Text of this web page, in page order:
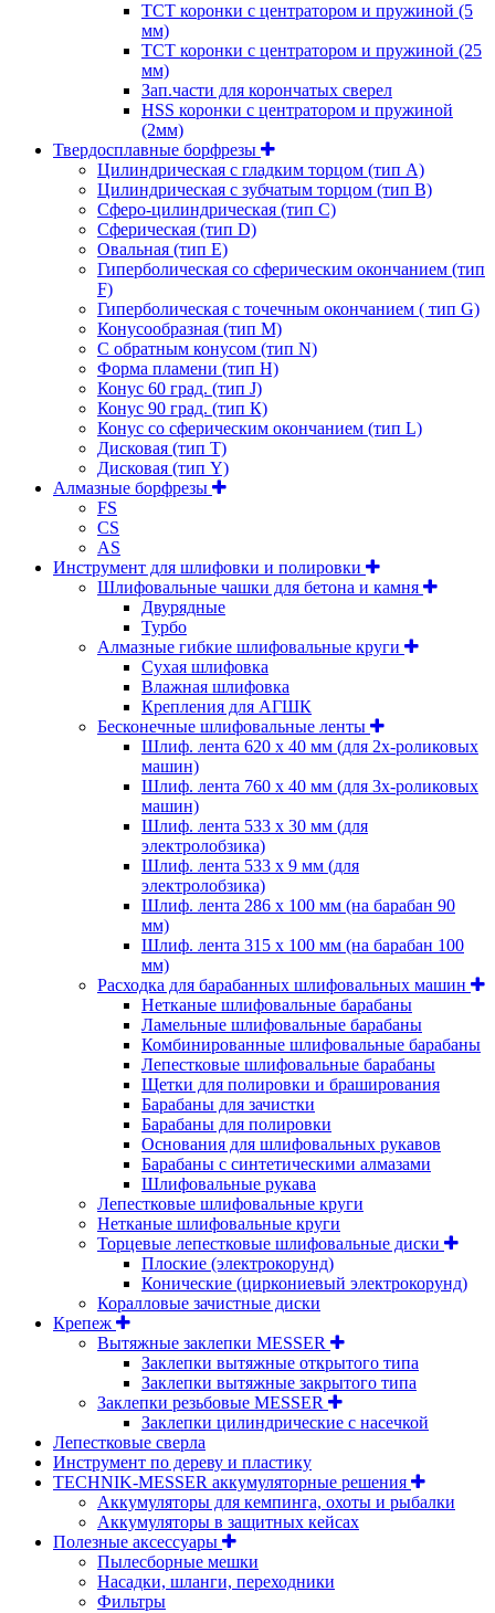
ТСТ коронки с центратором и пружиной (5
мм)
ТСТ коронки с центратором и пружиной (25
мм)
Зап.части для корончатых сверел
HSS коронки с центратором и пружиной
(2мм)
Твердосплавные борфрезы
Цилиндрическая с гладким торцом (тип А)
Цилиндрическая с зубчатым торцом (тип В)
Сферо-цилиндрическая (тип С)
Сферическая (тип D)
Овальная (тип Е)
Гиперболическая со сферическим окончанием (тип
F)
Гиперболическая с точечным окончанием ( тип G)
Конусообразная (тип М)
C обратным конусом (тип N)
Форма пламени (тип H)
Конус 60 град. (тип J)
Конус 90 град. (тип К)
Конус со сферическим окончанием (тип L)
Дисковая (тип Т)
Дисковая (тип Y)
Алмазные борфрезы
FS
CS
AS
Инструмент для шлифовки и полировки
Шлифовальные чашки для бетона и камня
Двурядные
Турбо
Алмазные гибкие шлифовальные круги
Cухая шлифовка
Влажная шлифовка
Крепления для АГШК
Бесконечные шлифовальные ленты
Шлиф. лента 620 х 40 мм (для 2х-роликовых
машин)
Шлиф. лента 760 х 40 мм (для 3х-роликовых
машин)
Шлиф. лента 533 х 30 мм (для
электролобзика)
Шлиф. лента 533 х 9 мм (для
электролобзика)
Шлиф. лента 286 х 100 мм (на барабан 90
мм)
Шлиф. лента 315 х 100 мм (на барабан 100
мм)
Расходка для барабанных шлифовальных машин
Нетканые шлифовальные барабаны
Ламельные шлифовальные барабаны
Комбинированные шлифовальные барабаны
Лепестковые шлифовальные барабаны
Щетки для полировки и браширования
Барабаны для зачистки
Барабаны для полировки
Основания для шлифовальных рукавов
Барабаны с синтетическими алмазами
Шлифовальные рукава
Лепестковые шлифовальные круги
Нетканые шлифовальные круги
Торцевые лепестковые шлифовальные диски
Плоские (электрокорунд)
Конические (циркониевый электрокорунд)
Коралловые зачистные диски
Крепеж
Вытяжные заклепки MESSER
Заклепки вытяжные открытого типа
Заклепки вытяжные закрытого типа
Заклепки резьбовые MESSER
Заклепки цилиндрические с насечкой
Лепестковые сверла
Инструмент по дереву и пластику
TECHNIK-MESSER аккумуляторные решения
Аккумуляторы для кемпинга, охоты и рыбалки
Аккумуляторы в защитных кейсах
Полезные аксессуары
Пылесборные мешки
Насадки, шланги, переходники
Фильтры